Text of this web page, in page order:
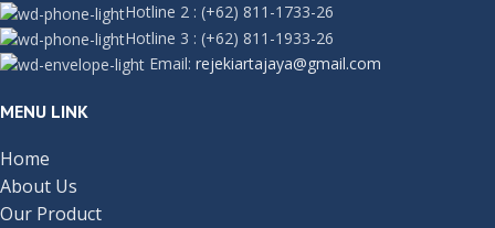
Hotline 2 : (+62) 811-1733-26
Hotline 3 : (+62) 811-1933-26
Email: rejekiartajaya@gmail.com
MENU LINK
Home
About Us
Our Product